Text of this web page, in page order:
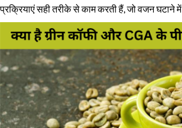
प्रक्रियाएं सही तरीके से काम करती हैं, जो वजन घटाने